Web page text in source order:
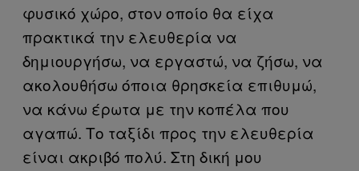
φυσικό χώρο, στον οποίο θα είχα
πρακτικά την ελευθερία να
δημιουργήσω, να εργαστώ, να ζήσω, να
ακολουθήσω όποια θρησκεία επιθυμώ,
να κάνω έρωτα με την κοπέλα που
αγαπώ. Το ταξίδι προς την ελευθερία
είναι ακριβό πολύ. Στη δική μου